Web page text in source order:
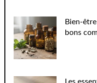
Bien-
bons
Les